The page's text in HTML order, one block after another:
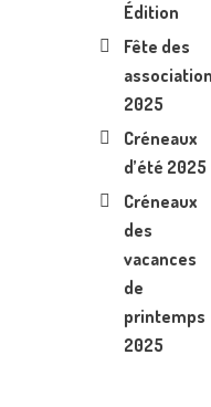
Édition
Fête des
2025
Créneaux
d’été 2025
Créneaux
des
vacances
de
printemps
2025